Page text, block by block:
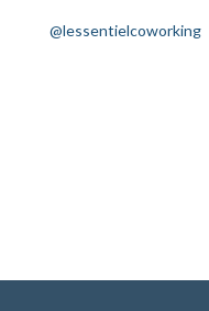
@lessentielcoworking